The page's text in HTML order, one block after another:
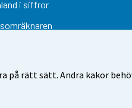
på rätt sätt. Andra kakor
i siffror